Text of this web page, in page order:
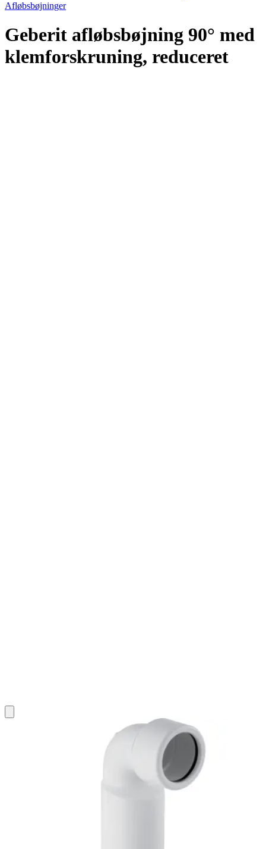
Afløbsbøjninger
Geberit afløbsbøjning 90° med
klemforskruning, reduceret